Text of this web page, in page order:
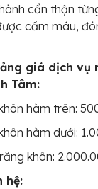
cẩn thận
cầm máu,
giá dịch vụ
Tâm:
hàm trên:
hàm dưới:
khôn:
hệ: